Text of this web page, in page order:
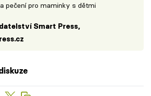
pečení pro maminky s dětmi
Smart Press,